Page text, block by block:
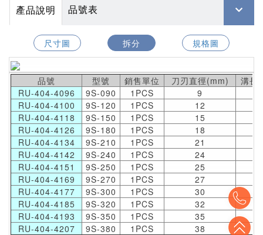
產品說明 品號表
尺寸圖 拆分 規格圖
品號 型號 銷售單位 刀刃直徑(mm)
溝長
RU-404-4096
9S-090 1PCS 9
RU-404-4100
9S-120 1PCS 12
RU-404-4118
9S-150 1PCS 15
RU-404-4126
9S-180 1PCS 18
RU-404-4134
9S-210 1PCS 21
RU-404-4142
9S-240 1PCS 24
RU-404-4151
9S-250 1PCS 25
RU-404-4169
9S-270 1PCS 27
RU-404-4177
9S-300 1PCS 30
RU-404-4185
9S-320 1PCS 32
RU-404-4193
9S-350 1PCS 35
RU-404-4207
9S-380 1PCS 38